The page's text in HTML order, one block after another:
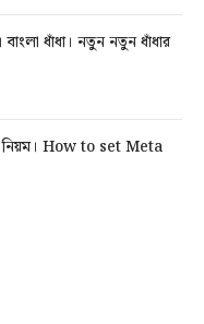
ধাঁধা। নতুন নতুন ধাঁধার
নিয়ম। How to set Meta